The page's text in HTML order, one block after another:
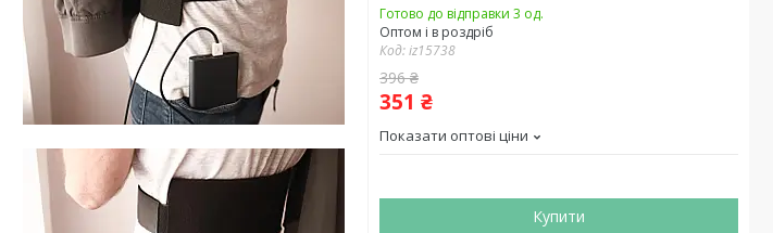
Готово до відправки 3 од.
Оптом і в роздріб
Код:iz15738
396 ₴
351 ₴
Показати оптові ціни
Купити